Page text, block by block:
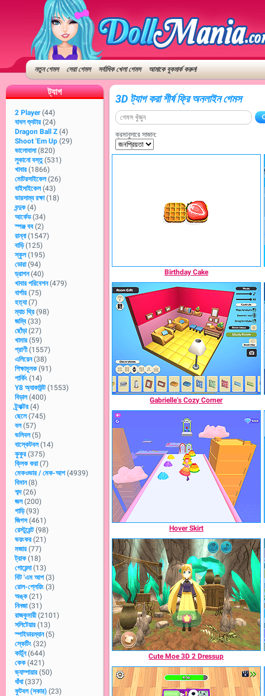
নতুন গেমস সেরা গেমস সর্বাধিক খেলা গেমস আমাকে বুকমার্ক করুন!
ট্যাগ
2 Player (44)
বাবল শ্যুটার (24)
Dragon Ball Z (4)
Shoot 'Em Up (29)
ভালোবাসা (820)
লুকানো বস্তু (531)
খাবার (1866)
মোটরসাইকেল (26)
বাইসাইকেল (43)
ভারসাম্য রক্ষা (18)
বন্দুক (4)
আর্কেড (34)
স্পঞ্জ বব (2)
রান্না (1547)
বাড়ি (125)
স্কুল (195)
ডোরা (94)
ড্রাগন (40)
খাবার পরিবেশন (479)
বার্গার (75)
হত্যা (7)
ম্যাচ থ্রি (98)
জম্বি (33)
ছোঁড়া (27)
খামার (59)
প্রাণী (1557)
এলিয়েন (38)
শিক্ষামূলক (91)
পার্কিং (14)
Y8 অ্যাকাউন্ট (1553)
বিড়াল (400)
ট্র্যাক্টর (4)
ছেলে (745)
বল (57)
ভলিবল (5)
বাস্কেটবল (14)
কুকুর (375)
ক্লিক করা (7)
মেকওভার / মেক-আপ (4939)
বিমান (8)
শব্দ (26)
জল (200)
গাড়ি (93)
জিগস (461)
রেস্টুরেন্ট (98)
ভয়ংকর (21)
মজার (77)
ট্রাক (18)
গোয়েন্দা (13)
বিট 'এম আপ (3)
রোল-প্লেয়িং (3)
অঙ্ক (21)
নিনজা (31)
রাজকুমারী (2101)
সলিটেয়ার (13)
স্পাইডারম্যান (5)
স্কেটিং (32)
কার্টুন (644)
কেক (421)
ভ্যাম্পায়ার (50)
ধাঁধা (337)
ফুটবল (সকার) (23)
3D ট্যাগ করা শীর্ষ ফ্রি অনলাইন গেমস
ক্রমানুসারে সাজান:
Birthday Cake
Gabrielle’s Cozy Corner
Hover Skirt
Cute Moe 3D 2 Dressup